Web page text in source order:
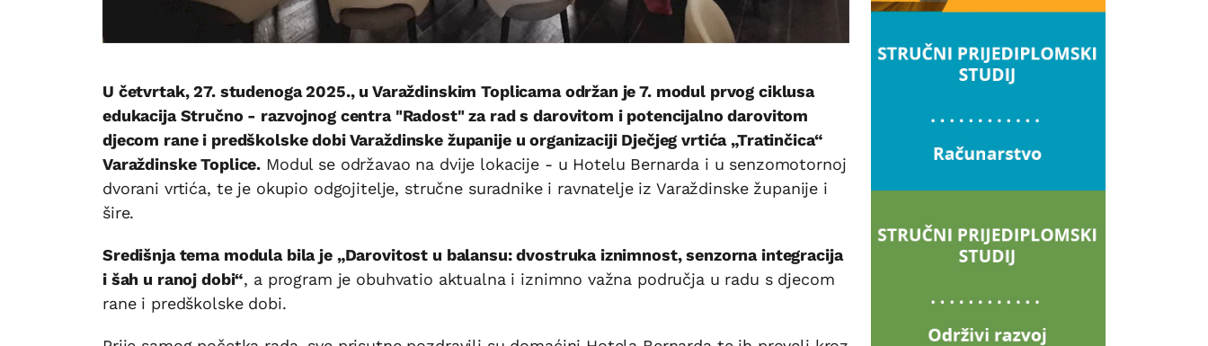
U četvrtak, 27. studenoga 2025., u Varaždinskim Toplicama održan je 7. modul prvog ciklusa
edukacija Stručno - razvojnog centra "Radost" za rad s darovitom i potencijalno darovitom
djecom rane i predškolske dobi Varaždinske županije u organizaciji Dječjeg vrtića „Tratinčica“
Varaždinske Toplice. Modul se održavao na dvije lokacije - u Hotelu Bernarda i u senzomotornoj
dvorani vrtića, te je okupio odgojitelje, stručne suradnike i ravnatelje iz Varaždinske županije i
šire.
Središnja tema modula bila je „Darovitost u balansu: dvostruka iznimnost, senzorna integracija
i šah u ranoj dobi“, a program je obuhvatio aktualna i iznimno važna područja u radu s djecom
rane i predškolske dobi.